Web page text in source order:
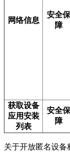
网络信息
安全保
障
获取设备
应用安装
列表
安全保
障
关于开放匿名设